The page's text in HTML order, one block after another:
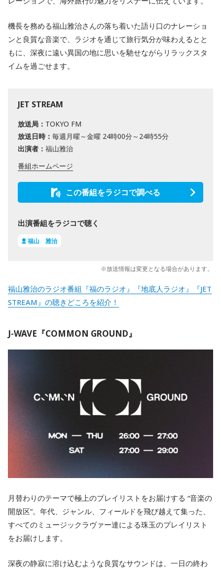
機長を務める福山雅治さんの落ち着いた語り口のナレーショ
ンと良質な音楽で、ラジオを通じて旅行気分が味わえるとと
もに、深夜に遠い異国の地に思いを馳せながらリラックスタ
イムを過ごせます。
JET STREAM
放送局： TOKYO FM
放送日時： 毎週月曜～金曜 24時00分～24時55分
出演者： 福山雅治
番組ホームページ
この番組をラジコで調べる
出演番組をラジコで聴く
福山 雅治
※放送情報は変更となる場合があります。
福山雅治のラジオ番組『福のラジオ』『地底人ラジオ』『JET
STREAM』の聴きどころを紹介！
J-WAVE『COMMON GROUND』
月替わりのテーマで極上のプレイリストをお届けする “音楽の
開放区”。年代、ジャンル、フィールドを飛び越えて集った、
すべてのミュージックラヴァー達による珠玉のプレイリスト
をお届けします。
深夜の静寂に溶け込むような良質なサウンドは、一日の終わ